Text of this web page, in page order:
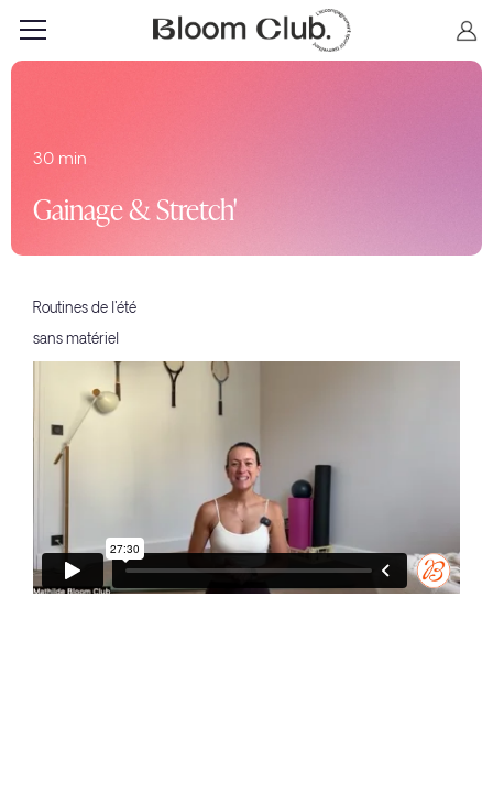
30 min
Gainage & Stretch'
Routines de l'été
sans matériel